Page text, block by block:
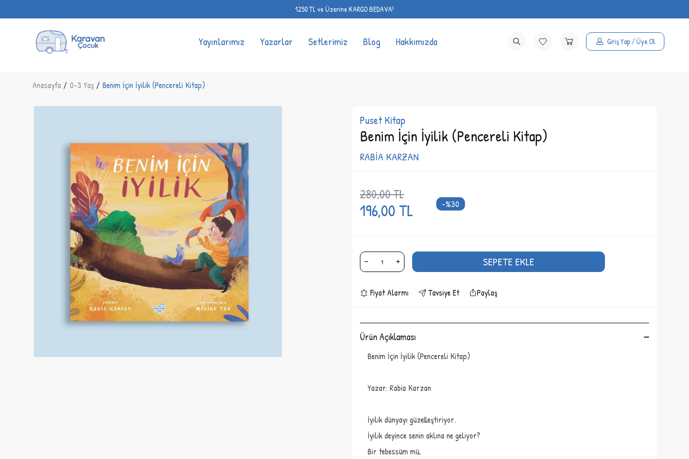
1250 TL ve Üzerine KARGO BEDAVA!
Yayınlarımız Yazarlar Setlerimiz Blog Hakkımızda Giriş Yap / Üye Ol
Anasayfa / 0-3 Yaş / Benim İçin İyilik (Pencereli Kitap)
Puset Kitap
Benim İçin İyilik (Pencereli Kitap)
RABİA KARZAN
280,00TL
196,00 TL -%30
SEPETE EKLE
Fiyat Alarmı Tavsiye Et Paylaş
Ürün Açıklaması
Benim İçin İyilik (Pencereli Kitap)
Yazar: Rabia Karzan
İyilik dünyayı güzelleştiriyor.
İyilik deyince senin aklına ne geliyor?
Bir tebessüm mü,